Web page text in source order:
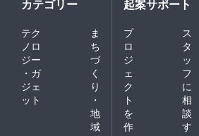
カテゴリー
テク
ノロ
ジー
・ガ
ジェ
ット
ま
ち
づ
く
り
・
地
域
起案サポート
プ
ロ
ジ
ェ
ク
ト
を
作
ス
タ
ッ
フ
に
相
談
す